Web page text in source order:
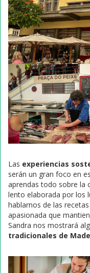
Las experiencias
serán un gran foco en
aprendas todo sobre la
lento elaborada por los
hablarnos de las
apasionada que
Sandra nos mostrará
tradicionales de